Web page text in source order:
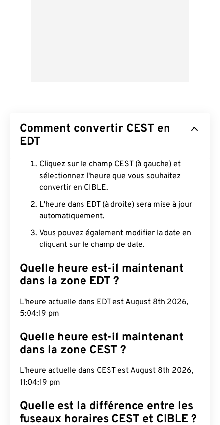
Comment convertir CEST en
EDT
Cliquez sur le champ CEST (à gauche) et
sélectionnez l'heure que vous souhaitez
convertir en CIBLE.
L'heure dans EDT (à droite) sera mise à jour
automatiquement.
Vous pouvez également modifier la date en
cliquant sur le champ de date.
Quelle heure est-il maintenant
dans la zone EDT ?
L'heure actuelle dans EDT est August 8th 2026,
5:04:20 pm
Quelle heure est-il maintenant
dans la zone CEST ?
L'heure actuelle dans CEST est August 8th 2026,
11:04:20 pm
Quelle est la différence entre les
fuseaux horaires CEST et CIBLE ?